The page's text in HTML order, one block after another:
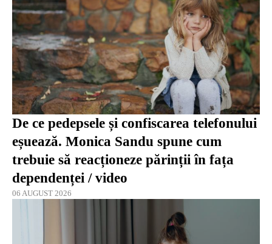
De ce pedepsele și confiscarea telefonului
eșuează. Monica Sandu spune cum
trebuie să reacționeze părinții în fața
dependenței / video
06 AUGUST 2026